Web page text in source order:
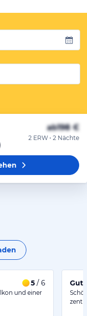
ab198 €
2 ERW • 2 Nächte
5 / 6
und einer